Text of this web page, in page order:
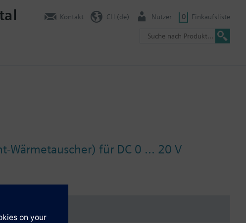
Kontakt CH (de) Nutzer 0 Einkaufsliste
Wärmetauscher) für DC 0 ... 20 V